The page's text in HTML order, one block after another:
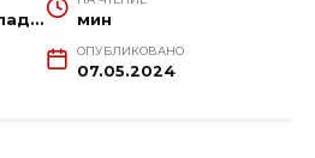
Драчев Алексей Владимирович мин
ОПУБЛИКОВАНО
07.05.2024